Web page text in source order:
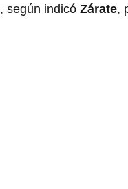
, según indicó Zárate,